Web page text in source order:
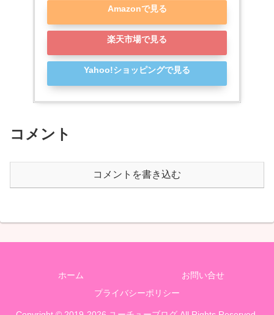
Amazonで見る
楽天市場で見る
Yahoo!ショッピングで見る
コメント
コメントを書き込む
ホーム
お問い合せ
プライバシーポリシー